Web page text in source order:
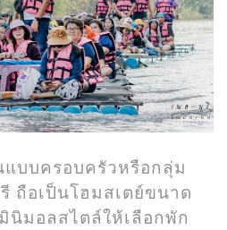
บบครอบครัวหรือกลุ่ม
ถือเป็นโฮมสเตย์ขนาด
มอลสไตล์ให้เลือกพัก